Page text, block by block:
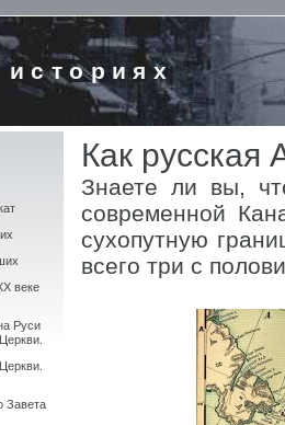
веке
Руси
Завета
Как русская
Знаете ли вы,
современной
сухопутную
всего три с